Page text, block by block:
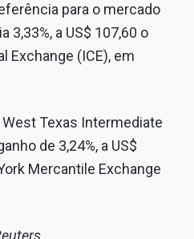
para o mercado
3,33%, a US$ 107,60 o
Exchange (ICE), em
Texas Intermediate
de 3,24%, a US$
Mercantile Exchange